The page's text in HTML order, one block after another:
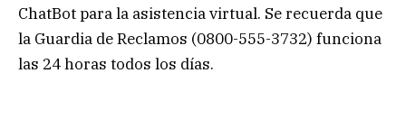
ChatBot para la asistencia virtual. Se recuerda que
la Guardia de Reclamos (0800-555-3732) funciona
las 24 horas todos los días.